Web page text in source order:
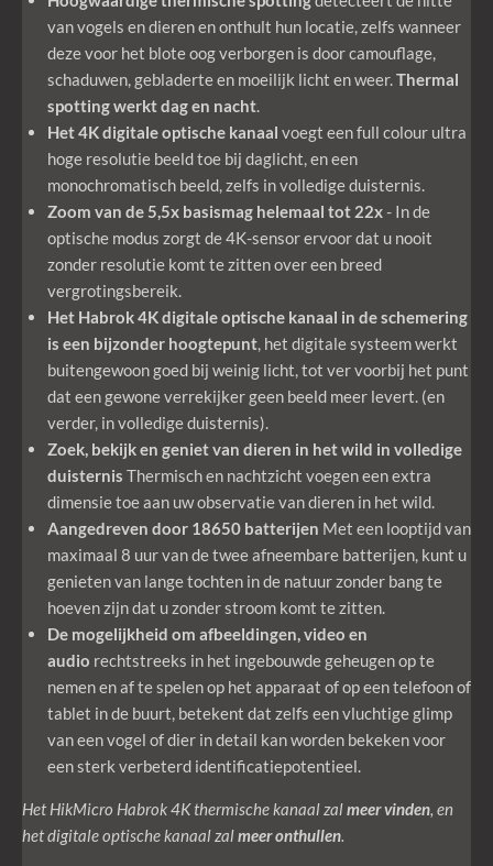
van vogels en dieren en onthult hun locatie, zelfs wanneer
deze voor het blote oog verborgen is door camouflage,
schaduwen, gebladerte en moeilijk licht en weer.Thermal
spotting werkt dag en nacht.
Het 4K digitale optische kanaal voegt een full colour ultra
hoge resolutie beeld toe bij daglicht, en een
monochromatisch beeld, zelfs in volledige duisternis.
Zoom van de 5,5x basismag helemaal tot 22x- In de
optische modus zorgt de 4K-sensor ervoor dat u nooit
zonder resolutie komt te zitten over een breed
vergrotingsbereik.
Het Habrok 4K digitale optische kanaal in de schemering
is een bijzonder hoogtepunt, het digitale systeem werkt
buitengewoon goed bij weinig licht, tot ver voorbij het punt
dat een gewone verrekijker geen beeld meer levert. (en
verder, in volledige duisternis).
Zoek, bekijk en geniet van dieren in het wild in volledige
duisternis Thermisch en nachtzicht voegen een extra
dimensie toe aan uw observatie van dieren in het wild.
Aangedreven door 18650 batterijen Met een looptijd van
maximaal 8 uur van de twee afneembare batterijen, kunt u
genieten van lange tochten in de natuur zonder bang te
hoeven zijn dat u zonder stroom komt te zitten.
De mogelijkheid om afbeeldingen, video en
audio rechtstreeks in het ingebouwde geheugen op te
nemen en af te spelen op het apparaat of op een telefoon of
tablet in de buurt, betekent dat zelfs een vluchtige glimp
van een vogel of dier in detail kan worden bekeken voor
een sterk verbeterd identificatiepotentieel.
Het HikMicro Habrok 4K thermische kanaal zalmeer vinden, en
het digitale optische kanaal zalmeer onthullen.